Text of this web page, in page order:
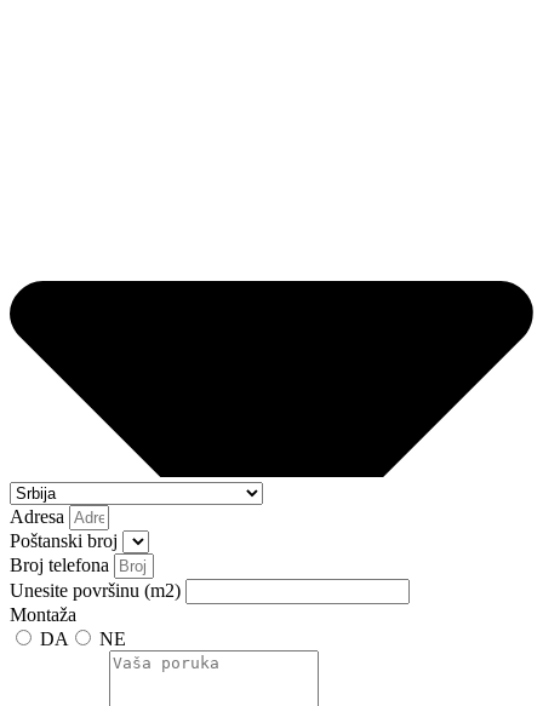
Adresa
Poštanski broj
Broj telefona
Unesite površinu (m2)
Montaža
DA
NE